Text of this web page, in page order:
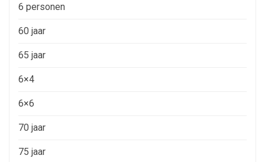
6 personen
60 jaar
65 jaar
6×4
6×6
70 jaar
75 jaar